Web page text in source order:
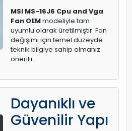
MSI MS-16J6 Cpu and Vga
Fan OEMmodeliyle tam
uyumlu olarak üretilmiştir. Fan
değişimi için temel düzeyde
teknik bilgiye sahip olmanız
önerilir.
Dayanıklı ve
Güvenilir Yapı